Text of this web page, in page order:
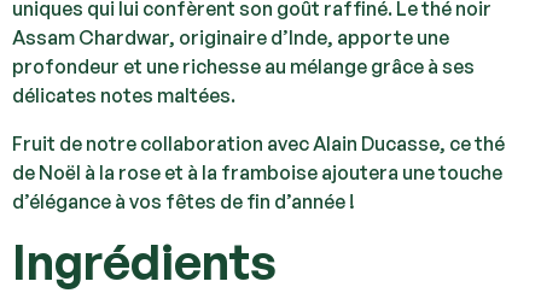
uniques qui lui confèrent son goût raffiné. Le thé noir
Assam Chardwar, originaire d’Inde, apporte une
profondeur et une richesse au mélange grâce à ses
délicates notes maltées.
Fruit de notre collaboration avec Alain Ducasse, ce thé
de Noël à la rose et à la framboise ajoutera une touche
d’élégance à vos fêtes de fin d’année !
Ingrédients